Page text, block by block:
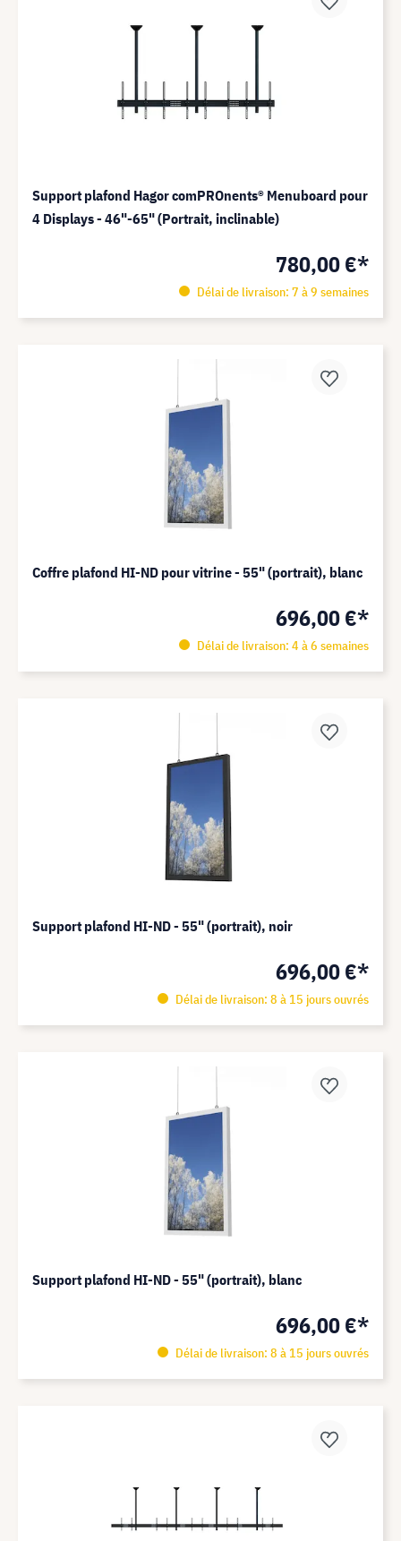
Support plafond Hagor comPROnents® Menuboard pour
4 Displays - 46"-65" (Portrait, inclinable)
780,00 €*
Délai de livraison: 7 à 9 semaines
Coffre plafond HI-ND pour vitrine - 55" (portrait), blanc
696,00 €*
Délai de livraison: 4 à 6 semaines
Support plafond HI-ND - 55" (portrait), noir
696,00 €*
Délai de livraison: 8 à 15 jours ouvrés
Support plafond HI-ND - 55" (portrait), blanc
696,00 €*
Délai de livraison: 8 à 15 jours ouvrés